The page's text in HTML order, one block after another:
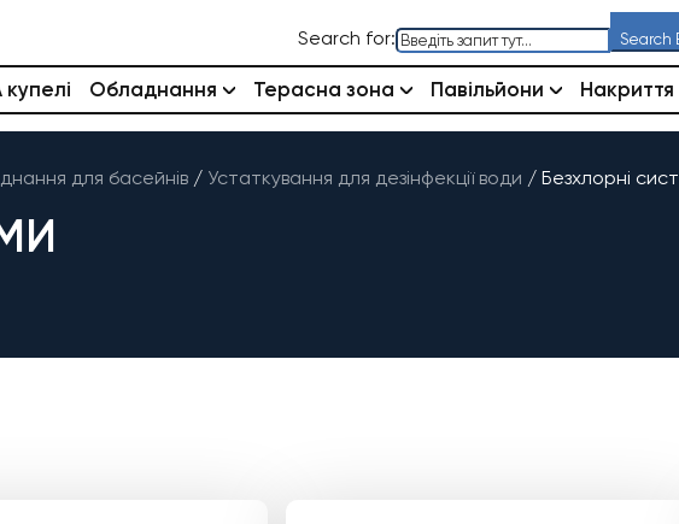
Search for: Search
купелі Обладнання Терасна зона Павільйони Накриття
для басейнів / Устаткування для дезінфекції води / Безхлорні